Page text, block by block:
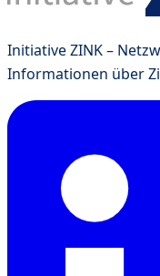
Initiative ZINK –
Informationen über